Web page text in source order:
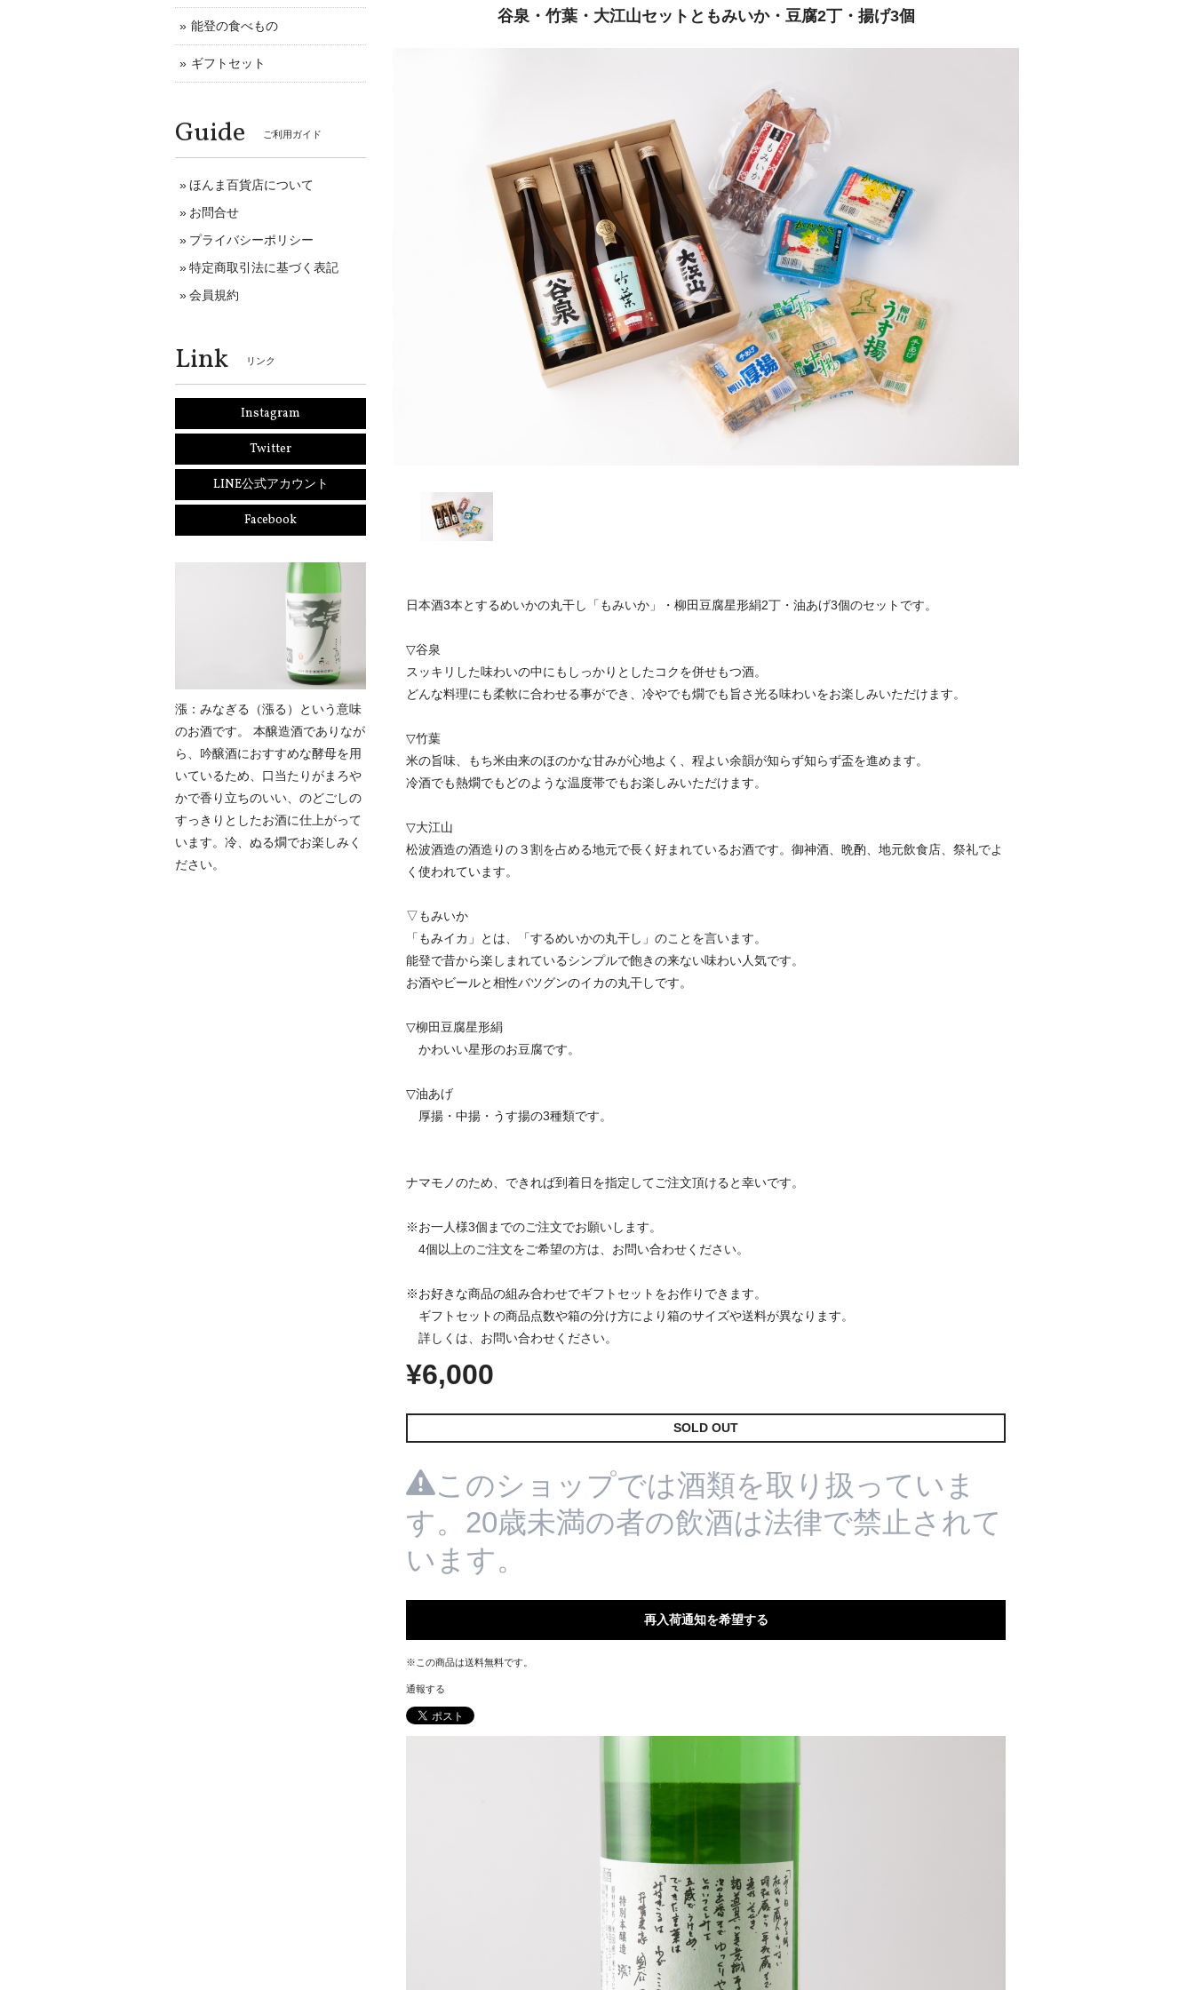
谷泉・竹葉・大江山セットともみいか・豆腐2丁・揚げ3個
日本酒3本とするめいかの丸干し「もみいか」・柳田豆腐星形絹2丁・油あげ3個のセットです。
▽谷泉
スッキリした味わいの中にもしっかりとしたコクを併せもつ酒。
どんな料理にも柔軟に合わせる事ができ、冷やでも燗でも旨さ光る味わいをお楽しみいただけます。
▽竹葉
米の旨味、もち米由来のほのかな甘みが心地よく、程よい余韻が知らず知らず盃を進めます。
冷酒でも熱燗でもどのような温度帯でもお楽しみいただけます。
▽大江山
松波酒造の酒造りの３割を占める地元で長く好まれているお酒です。御神酒、晩酌、地元飲食店、祭礼でよ
く使われています。
▽もみいか
「もみイカ」とは、「するめいかの丸干し」のことを言います。
能登で昔から楽しまれているシンプルで飽きの来ない味わい人気です。
お酒やビールと相性バツグンのイカの丸干しです。
▽柳田豆腐星形絹
かわいい星形のお豆腐です。
▽油あげ
厚揚・中揚・うす揚の3種類です。
ナマモノのため、できれば到着日を指定してご注文頂けると幸いです。
※お一人様3個までのご注文でお願いします。
4個以上のご注文をご希望の方は、お問い合わせください。
※お好きな商品の組み合わせでギフトセットをお作りできます。
ギフトセットの商品点数や箱の分け方により箱のサイズや送料が異なります。
詳しくは、お問い合わせください。
¥6,000
SOLD OUT
このショップでは酒類を取り扱っていま
す。20歳未満の者の飲酒は法律で禁止されて
います。
再入荷通知を希望する
※この商品は送料無料です。
通報する
能登の食べもの
ギフトセット
Guide ご利用ガイド
ほんま百貨店について
お問合せ
プライバシーポリシー
特定商取引法に基づく表記
会員規約
Link リンク
Instagram
Twitter
LINE公式アカウント
Facebook
漲：みなぎる（漲る）という意味
のお酒です。 本醸造酒でありなが
ら、吟醸酒におすすめな酵母を用
いているため、口当たりがまろや
かで香り立ちのいい、のどごしの
すっきりとしたお酒に仕上がって
います。冷、ぬる燗でお楽しみく
ださい。